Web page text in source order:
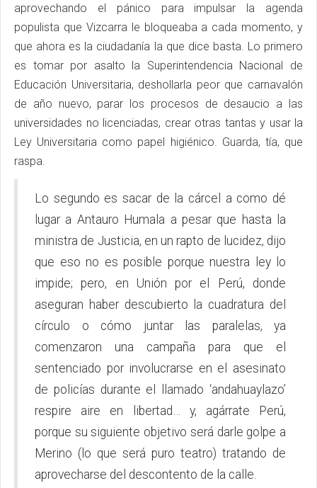
aprovechando el pánico para impulsar la agenda
populista que Vizcarra le bloqueaba a cada momento, y
que ahora es la ciudadanía la que dice basta. Lo primero
es tomar por asalto la Superintendencia Nacional de
Educación Universitaria, deshollarla peor que carnavalón
de año nuevo, parar los procesos de desaucio a las
universidades no licenciadas, crear otras tantas y usar la
Ley Universitaria como papel higiénico. Guarda, tía, que
raspa.
Lo segundo es sacar de la cárcel a como dé
lugar a Antauro Humala a pesar que hasta la
ministra de Justicia, en un rapto de lucidez, dijo
que eso no es posible porque nuestra ley lo
impide; pero, en Unión por el Perú, donde
aseguran haber descubierto la cuadratura del
círculo o cómo juntar las paralelas, ya
comenzaron una campaña para que el
sentenciado por involucrarse en el asesinato
de policías durante el llamado ‘andahuaylazo’
respire aire en libertad… y, agárrate Perú,
porque su siguiente objetivo será darle golpe a
Merino (lo que será puro teatro) tratando de
aprovecharse del descontento de la calle.